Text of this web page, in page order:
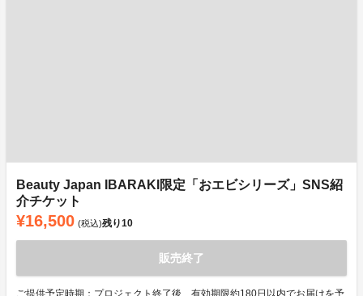
Beauty Japan IBARAKI限定「おエビシリーズ」SNS紹
介チケット
¥16,500 (税込)残り10
販売終了
ご提供予定時期：プロジェクト終了後、有効期限約180日以内でお届けを予